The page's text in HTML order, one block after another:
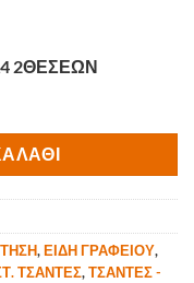
2ΘΕΣΕΩΝ
,ΕΙΔΗ ΓΡΑΦΕΙΟΥ,
ΤΣΑΝΤΕΣ,ΤΣΑΝΤΕΣ -